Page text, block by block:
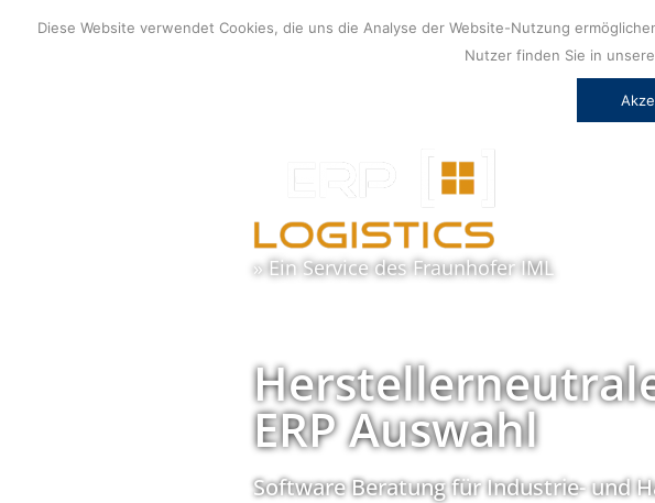
Inhalt
» Ein Service desFraunhofer IML
ERP Auswahl
Software Beratung für Industrie- und
Diese Website verwendet Cookies, die uns die Analyse der Website-Nutzung
Nutzer finden Sie in